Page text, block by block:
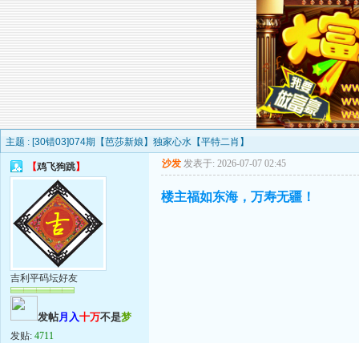
主题 : [30错03]074期【芭莎新娘】独家心水【平特二肖】
【鸡飞狗跳】
吉利平码坛好友
发帖月入十万不是梦
发贴: 4711
沙发 发表于: 2026-07-07 02:45
楼主福如东海，万寿无疆！